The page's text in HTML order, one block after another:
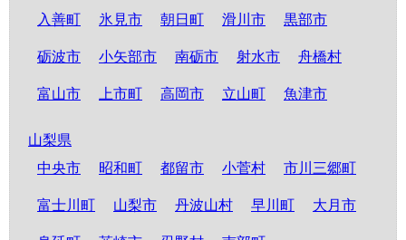
入善町
氷見市 朝日町 滑川市 黒部市
砺波市 小矢部市 南砺市 射水市 舟橋村
富山市 上市町 高岡市 立山町 魚津市
山梨県
中央市
昭和町 都留市 小菅村 市川三郷町
富士川町 山梨市 丹波山村 早川町 大月市